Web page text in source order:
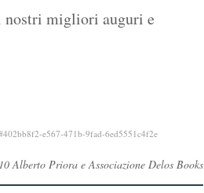
nostri migliori auguri e
e567-471b-9fad-6ed5551c4f2e
Alberto Priora e Associazione Delos Books